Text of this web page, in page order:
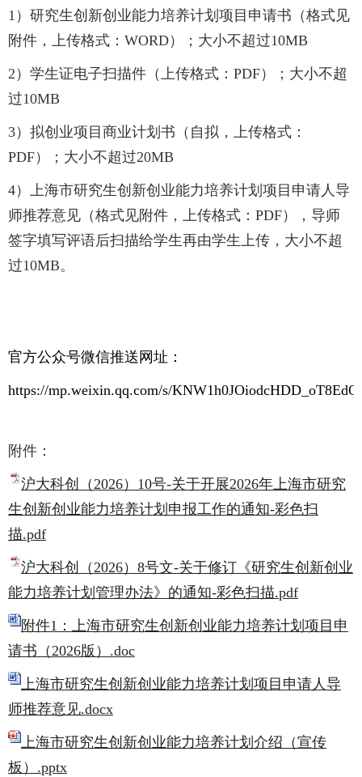
1）研究生创新创业能力培养计划项目申请书（格式见
附件，上传格式：WORD）；大小不超过10MB
2）学生证电子扫描件（上传格式：PDF）；大小不超
过10MB
3）拟创业项目商业计划书（自拟，上传格式：
PDF）；大小不超过20MB
4）上海市研究生创新创业能力培养计划项目申请人导
师推荐意见（格式见附件，上传格式：PDF），导师
签字填写评语后扫描给学生再由学生上传，大小不超
过10MB。
官方公众号微信推送网址：
https://mp.weixin.qq.com/s/KNW1h0JOiodcHDD_oT8EdQ
附件：
沪大科创（2026）10号-关于开展2026年上海市研究
生创新创业能力培养计划申报工作的通知-彩色扫
描.pdf
沪大科创（2026）8号文-关于修订《研究生创新创业
能力培养计划管理办法》的通知-彩色扫描.pdf
附件1：上海市研究生创新创业能力培养计划项目申
请书（2026版）.doc
上海市研究生创新创业能力培养计划项目申请人导
师推荐意见.docx
上海市研究生创新创业能力培养计划介绍（宣传
板）.pptx